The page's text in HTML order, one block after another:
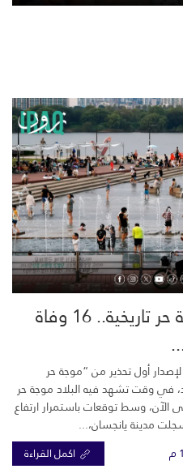
كوريا الجنوبية تواجه موجة حر تاريخية.. 16 وفاة
أول تحذير من “موجة حر
في وقت تشهد فيه البلاد موجة حر
بحياة 16 شخصًا حتى الآن، وسط توقعات باستمرار ارتفاع
مدينة يانجسان،...
اكمل القراءة